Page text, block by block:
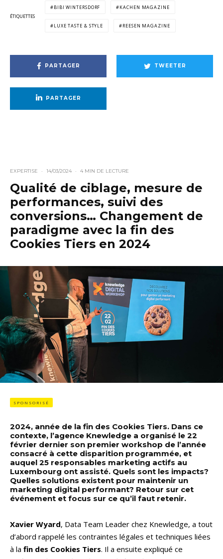
ÉTIQUETTES
BIBI WINTERSDORF KACHEN MAGAZINE
LUXE TASTE & STYLE REESEN MAGAZINE
PARTAGER TWEETER
PARTAGER
EXPERTISE · 14/03/2024 · 4 MIN DE LECTURE
Qualité de ciblage, mesure de
performances, suivi des
conversions… Changement de
paradigme avec la fin des
Cookies Tiers en 2024
SPONSORISÉ
2024, année de la fin des Cookies Tiers. Dans ce
contexte, l’agence Knewledge a organisé le 22
février dernier son premier workshop de l’année
consacré à cette disparition programmée, et
auquel 25 responsables marketing actifs au
Luxembourg ont assisté. Quels sont les impacts?
Quelles solutions existent pour maintenir un
marketing digital performant? Retour sur cet
événement et focus sur ce qu’il faut retenir.
Xavier Wyard, Data Team Leader chez Knewledge, a tout
d’abord rappelé les contraintes légales et techniques liées
à la fin des Cookies Tiers. Il a ensuite expliqué ce